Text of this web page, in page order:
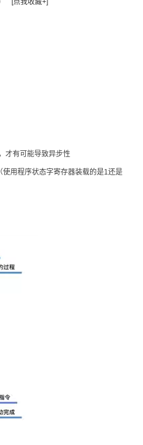
[点我收藏+]
才有可能导致异步性
用程序状态字寄存器装载的是1还是